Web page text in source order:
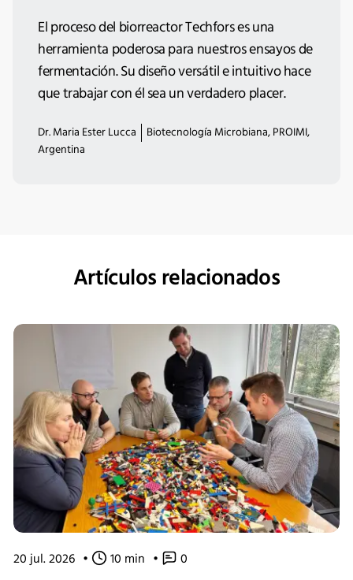
El proceso del biorreactor Techfors es una
herramienta poderosa para nuestros ensayos de
fermentación. Su diseño versátil e intuitivo hace
que trabajar con él sea un verdadero placer.
Dr. Maria Ester Lucca
Biotecnología Microbiana, PROIMI,
Argentina
Artículos relacionados
20 jul. 2026 • 10 min • 0